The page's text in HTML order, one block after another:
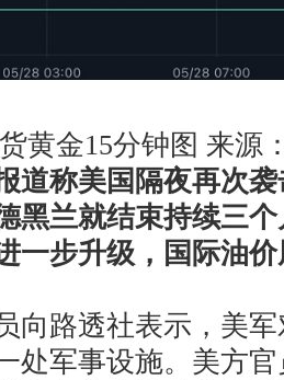
黄金15分钟图 来源
道称美国隔夜再次
黑兰就结束持续三
一步升级，国际油
路透社表示，美军
处军事设施。美方